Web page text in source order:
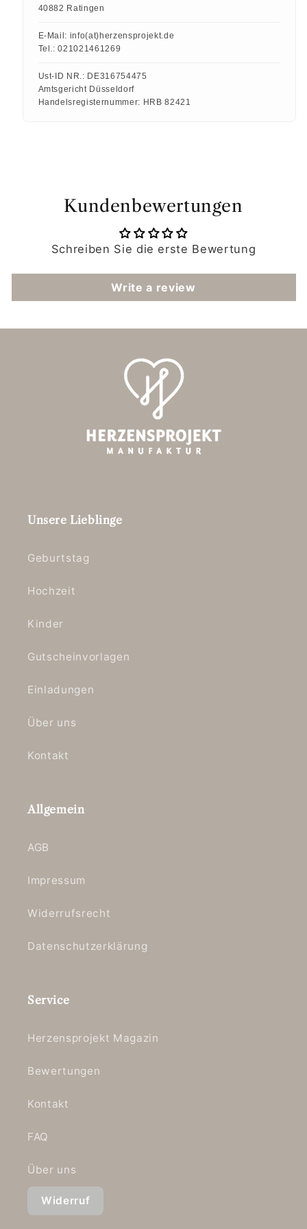
40882 Ratingen
E-Mail: info(at)herzensprojekt.de
Tel.: 021021461269
Ust-ID NR.: DE316754475
Amtsgericht Düsseldorf
Handelsregisternummer: HRB 82421
Kundenbewertungen
Schreiben Sie die erste Bewertung
Write a review
Unsere Lieblinge
Geburtstag
Hochzeit
Kinder
Gutscheinvorlagen
Einladungen
Über uns
Kontakt
Allgemein
AGB
Impressum
Widerrufsrecht
Datenschutzerklärung
Service
Herzensprojekt Magazin
Bewertungen
Kontakt
FAQ
Über uns
Widerruf